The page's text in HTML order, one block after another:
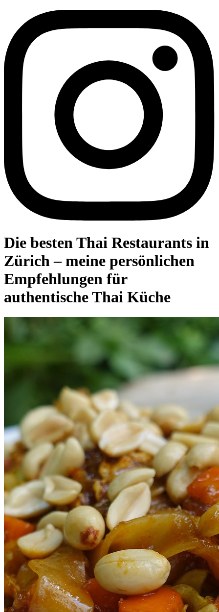
Die besten Thai Restaurants in
Zürich – meine persönlichen
Empfehlungen für
authentische Thai Küche